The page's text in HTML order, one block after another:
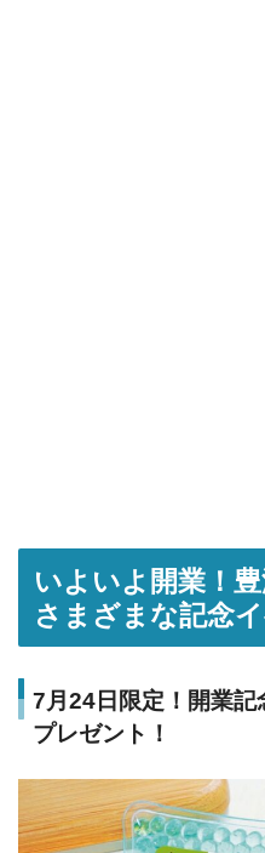
いよいよ開業！
さまざまな記念
7月24日限定！開業記
プレゼント！